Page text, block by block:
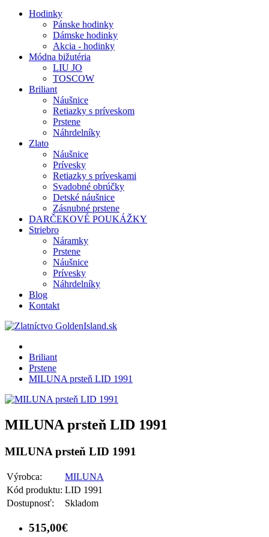
Hodinky
Pánske hodinky
Dámske hodinky
Akcia - hodinky
Módna bižutéria
LIU JO
TOSCOW
Briliant
Náušnice
Retiazky s príveskom
Prstene
Náhrdelníky
Zlato
Náušnice
Prívesky
Retiazky s príveskami
Svadobné obrúčky
Detské náušnice
Zásnubné prstene
DARČEKOVÉ POUKÁŽKY
Striebro
Náramky
Prstene
Náušnice
Prívesky
Náhrdelníky
Blog
Kontakt
Briliant
Prstene
MILUNA prsteň LID 1991
MILUNA prsteň LID 1991
MILUNA prsteň LID 1991
Výrobca:
MILUNA
Kód produktu: LID 1991
Dostupnosť:
Skladom
515,00€